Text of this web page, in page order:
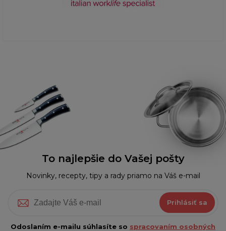
To najlepšie do Vašej pošty
Novinky, recepty, tipy a rady priamo na Váš e-mail
Prihlásiť sa
Odoslaním e-mailu súhlasíte so spracovaním osobných